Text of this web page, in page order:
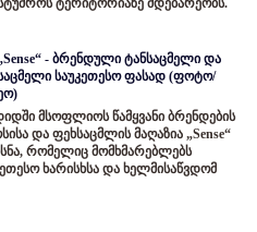
- ბრენდული ტანსაცმელი და
საუკეთესო ფასად (ფოტო/
მსოფლიოს წამყვანი ბრენდების
და ფეხსაცმლის მაღაზია „Sense“
რომელიც მომხმარებლებს
ხარისხსა და ხელმისაწვდომ